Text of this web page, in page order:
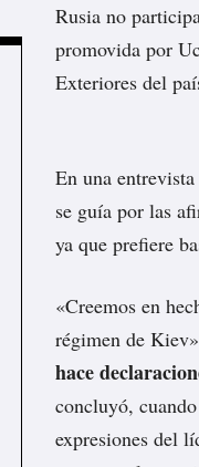
Rusia no
promovida por
Exteriores del
En una
se guía por las
ya que prefiere
«Creemos en
régimen de
hace
concluyó,
expresiones del